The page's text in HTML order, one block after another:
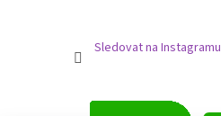
Sledovat na Instagramu